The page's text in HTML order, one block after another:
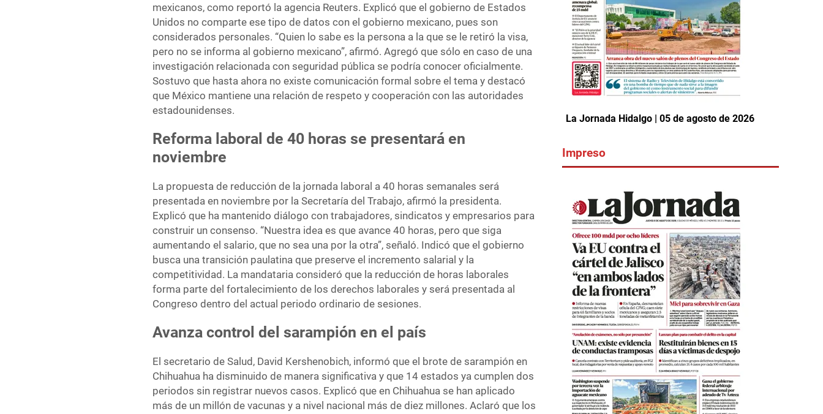
mexicanos, como reportó la agencia Reuters. Explicó que el gobierno de Estados
Unidos no comparte ese tipo de datos con el gobierno mexicano, pues son
considerados personales. “Quien lo sabe es la persona a la que se le retiró la visa,
pero no se informa al gobierno mexicano”, afirmó. Agregó que sólo en caso de una
investigación relacionada con seguridad pública se podría conocer oficialmente.
Sostuvo que hasta ahora no existe comunicación formal sobre el tema y destacó
que México mantiene una relación de respeto y cooperación con las autoridades
estadounidenses.
Reforma laboral de 40 horas se presentará en
noviembre
La propuesta de reducción de la jornada laboral a 40 horas semanales será
presentada en noviembre por la Secretaría del Trabajo, afirmó la presidenta.
Explicó que ha mantenido diálogo con trabajadores, sindicatos y empresarios para
construir un consenso. “Nuestra idea es que avance 40 horas, pero que siga
aumentando el salario, que no sea una por la otra”, señaló. Indicó que el gobierno
busca una transición paulatina que preserve el incremento salarial y la
competitividad. La mandataria consideró que la reducción de horas laborales
forma parte del fortalecimiento de los derechos laborales y será presentada al
Congreso dentro del actual periodo ordinario de sesiones.
Avanza control del sarampión en el país
El secretario de Salud, David Kershenobich, informó que el brote de sarampión en
Chihuahua ha disminuido de manera significativa y que 14 estados ya cumplen dos
periodos sin registrar nuevos casos. Explicó que en Chihuahua se han aplicado
más de un millón de vacunas y a nivel nacional más de diez millones. Aclaró que los
La Jornada Hidalgo | 05 de agosto de 2026
Impreso